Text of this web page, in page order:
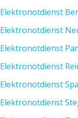
Elektronotdienst
Elektronotdienst
Elektronotdienst
Elektronotdienst
Elektronotdienst
Elektronotdienst